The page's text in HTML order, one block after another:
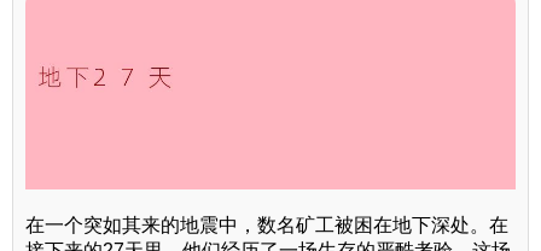
在一个突如其来的地震中，数名矿工被困在地下深处。在